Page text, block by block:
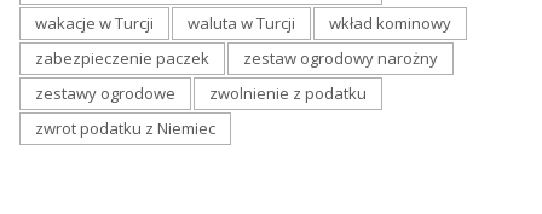
wakacje w Turcji
waluta w Turcji
wkład kominowy
zabezpieczenie paczek
zestaw ogrodowy narożny
zestawy ogrodowe
zwolnienie z podatku
zwrot podatku z Niemiec